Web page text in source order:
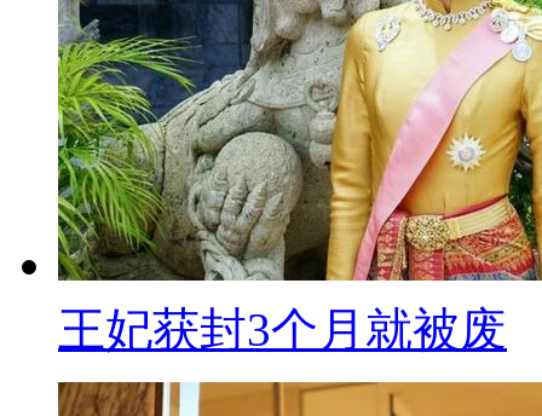
王妃获封3个月就被废